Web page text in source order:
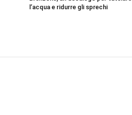
l’acqua e ridurre gli sprechi